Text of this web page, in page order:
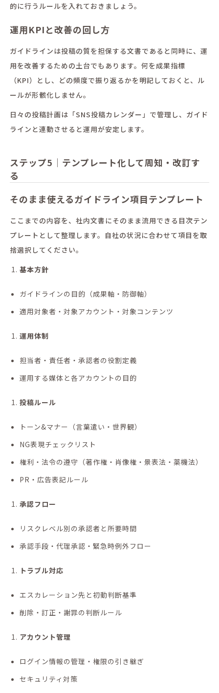
的に行うルールを入れておきましょう。
運用KPIと改善の回し方
ガイドラインは投稿の質を担保する文書であると同時に、運
用を改善するための土台でもあります。何を成果指標
（KPI）とし、どの頻度で振り返るかを明記しておくと、ル
ールが形骸化しません。
日々の投稿計画は「SNS投稿カレンダー」で管理し、ガイド
ラインと連動させると運用が安定します。
ステップ5｜テンプレート化して周知・改訂す
る
そのまま使えるガイドライン項目テンプレート
ここまでの内容を、社内文書にそのまま流用できる目次テン
プレートとして整理します。自社の状況に合わせて項目を取
捨選択してください。
基本方針
ガイドラインの目的（成果軸・防御軸）
適用対象者・対象アカウント・対象コンテンツ
運用体制
担当者・責任者・承認者の役割定義
運用する媒体と各アカウントの目的
投稿ルール
トーン&マナー（言葉遣い・世界観）
NG表現チェックリスト
権利・法令の遵守（著作権・肖像権・景表法・薬機法）
PR・広告表記ルール
承認フロー
リスクレベル別の承認者と所要時間
承認手段・代理承認・緊急時例外フロー
トラブル対応
エスカレーション先と初動判断基準
削除・訂正・謝罪の判断ルール
アカウント管理
ログイン情報の管理・権限の引き継ぎ
セキュリティ対策